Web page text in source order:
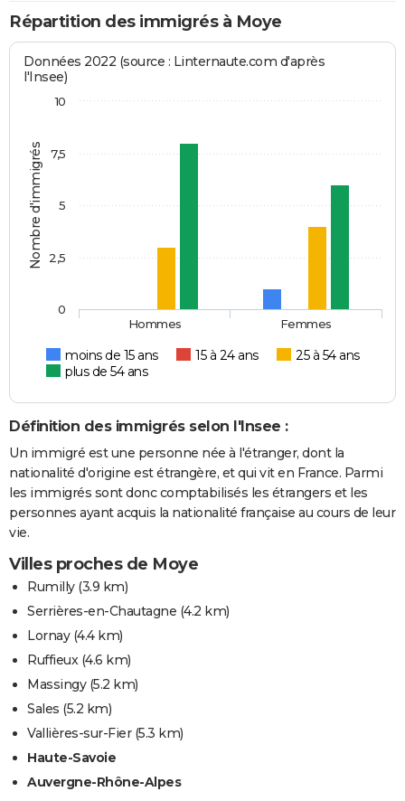
Répartition des immigrés à Moye
Nombre d'immigrés
Données 2022 (source : Linternaute.com d'après
l'Insee)
moins de 15 ans 15 à 24 ans
25 à 54 ans
plus de 54 ans
Hommes Femmes
0
2,5
5
7,5
10
Définition des immigrés selon l'Insee :
Un immigré est une personne née à l'étranger, dont la
nationalité d'origine est étrangère, et qui vit en France. Parmi
les immigrés sont donc comptabilisés les étrangers et les
personnes ayant acquis la nationalité française au cours de leur
vie.
Villes proches de Moye
Rumilly(3.9 km)
Serrières-en-Chautagne (4.2 km)
Lornay(4.4 km)
Ruffieux(4.6 km)
Massingy(5.2 km)
Sales (5.2 km)
Vallières-sur-Fier(5.3 km)
Haute-Savoie
Auvergne-Rhône-Alpes